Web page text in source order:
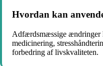
Hvordan kan
Adfærdsmæssige ændringer
medicinering,
forbedring af livskvaliteten.